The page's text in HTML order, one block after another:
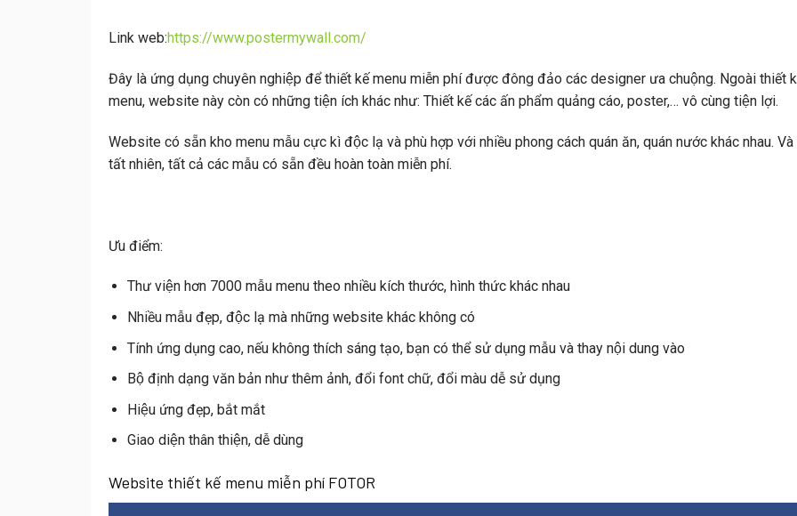
Link web:https://www.postermywall.com/
Đây là ứng dụng chuyên nghiệp để thiết kế menu miễn phí được đông đảo các designer ưa chuộng. Ngoài thiết
menu, website này còn có những tiện ích khác như: Thiết kế các ấn phẩm quảng cáo, poster,… vô cùng tiện lợi.
Website có sẵn kho menu mẫu cực kì độc lạ và phù hợp với nhiều phong cách quán ăn, quán nước khác nhau. Và
tất nhiên, tất cả các mẫu có sẵn đều hoàn toàn miễn phí.
Ưu điểm:
Thư viện hơn 7000 mẫu menu theo nhiều kích thước, hình thức khác nhau
Nhiều mẫu đẹp, độc lạ mà những website khác không có
Tính ứng dụng cao, nếu không thích sáng tạo, bạn có thể sử dụng mẫu và thay nội dung vào
Bộ định dạng văn bản như thêm ảnh, đổi font chữ, đổi màu dễ sử dụng
Hiệu ứng đẹp, bắt mắt
Giao diện thân thiện, dễ dùng
Website thiết kế menu miễn phí FOTOR